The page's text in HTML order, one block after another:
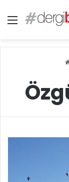
Menü